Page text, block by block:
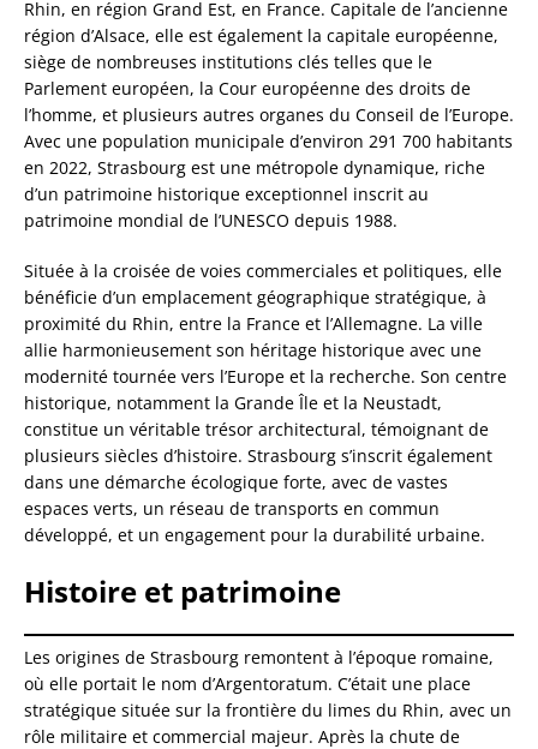
Rhin, en région Grand Est, en France. Capitale de l’ancienne
région d’Alsace, elle est également la capitale européenne,
siège de nombreuses institutions clés telles que le
Parlement européen, la Cour européenne des droits de
l’homme, et plusieurs autres organes du Conseil de l’Europe.
Avec une population municipale d’environ 291 700 habitants
en 2022, Strasbourg est une métropole dynamique, riche
d’un patrimoine historique exceptionnel inscrit au
patrimoine mondial de l’UNESCO depuis 1988.
Située à la croisée de voies commerciales et politiques, elle
bénéficie d’un emplacement géographique stratégique, à
proximité du Rhin, entre la France et l’Allemagne. La ville
allie harmonieusement son héritage historique avec une
modernité tournée vers l’Europe et la recherche. Son centre
historique, notamment la Grande Île et la Neustadt,
constitue un véritable trésor architectural, témoignant de
plusieurs siècles d’histoire. Strasbourg s’inscrit également
dans une démarche écologique forte, avec de vastes
espaces verts, un réseau de transports en commun
développé, et un engagement pour la durabilité urbaine.
Histoire et patrimoine
Les origines de Strasbourg remontent à l’époque romaine,
où elle portait le nom d’Argentoratum. C’était une place
stratégique située sur la frontière du limes du Rhin, avec un
rôle militaire et commercial majeur. Après la chute de